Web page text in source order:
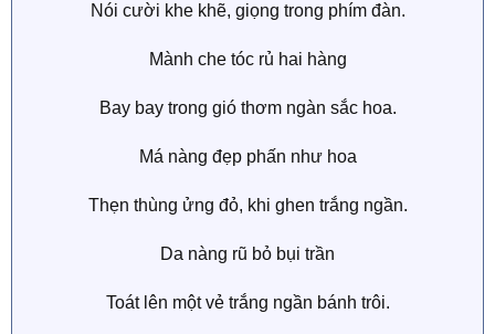
Nói cười khe khẽ, giọng trong phím đàn.
Mành che tóc rủ hai hàng
Bay bay trong gió thơm ngàn sắc hoa.
Má nàng đẹp phấn như hoa
Thẹn thùng ửng đỏ, khi ghen trắng ngần.
Da nàng rũ bỏ bụi trần
Toát lên một vẻ trắng ngần bánh trôi.